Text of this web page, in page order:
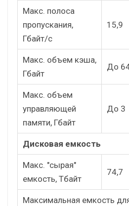
Макс. полоса
пропускания,
Гбайт/с
15,9
Макс. объем кэша,
Гбайт
До
Макс. объем
управляющей
памяти, Гбайт
До 3
Дисковая емкость
Макс. "сырая"
емкость, Тбайт
74,7
Максимальная емкость